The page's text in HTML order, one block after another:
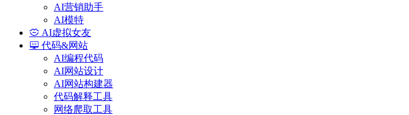
AI营销助手
AI模特
AI虚拟女友
代码&网站
AI编程代码
AI网站设计
AI网站构建器
代码解释工具
网络爬取工具